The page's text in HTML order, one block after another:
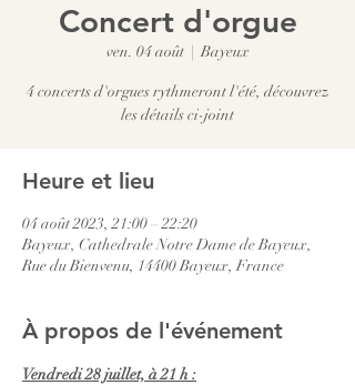
Concert d'orgue
ven. 04 août
  |
Bayeux
4 concerts d'orgues rythmeront l'été, découvrez
les détails ci-joint
Heure et lieu
04 août 2023, 21:00 – 22:20
Bayeux, Cathedrale Notre Dame de Bayeux,
Rue du Bienvenu, 14400 Bayeux, France
À propos de l'événement
Vendredi 28 juillet, à 21 h :